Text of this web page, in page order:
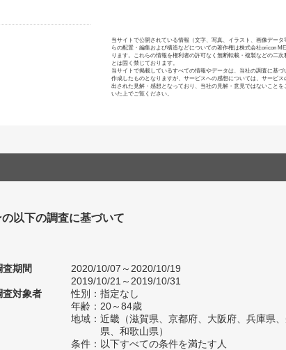
当サイトで公開されている情報（文字、写真、イラスト、画像データ
らの配置・編集および構造などについての著作権は株式会社oricon
ります。これらの情報を権利者の許可なく無断転載・複製などの二次
とは固く禁じております。
当サイトで掲載しているすべての情報やデータは、当社の調査に基づ
作成したものとなりますが、サービスへの感想については、サービス
出された見解・感想となっており、当社の見解・意見ではないことを
いた上でご覧ください。
以下の調査に基づいて
査期間
2020/10/07～2020/10/19
2019/10/21～2019/10/31
査対象者
性別：指定なし
年齢：20～84歳
地域：近畿（滋賀県、京都府、大阪府、兵庫県
県、和歌山県）
条件：以下すべての条件を満たす人